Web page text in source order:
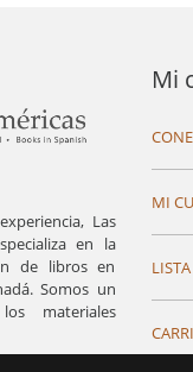
Las
en la
de libros en
Somos un
materiales
Mi
MI